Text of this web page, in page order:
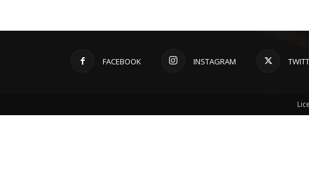
FACEBOOK INSTAGRAM